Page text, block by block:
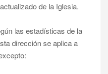
de la Iglesia.
las estadísticas de la
dirección se aplica a